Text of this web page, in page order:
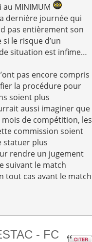
au MINIMUM
dernière journée qui
pas entièrement son
le risque d’un
situation est infime…
pas encore compris
la procédure pour
soient plus
aussi imaginer que
de compétition, les
commission soient
statuer plus
rendre un jugement
suivant le match
tout cas avant le match
- FC